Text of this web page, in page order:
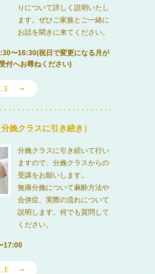
りについて詳しく説明いたし
ます。ぜひご家族とご一緒に
お話を聞きに来てください。
〜16:30(祝日で変更になる月が
付へお尋ねください)
娩クラスに引き続き）
分娩クラスに引き続いて行い
ますので、分娩クラスからの
受講をお願いします。
無痛分娩について麻酔方法や
合併症、実際の流れについて
説明します。何でも質問して
ください。
17:00